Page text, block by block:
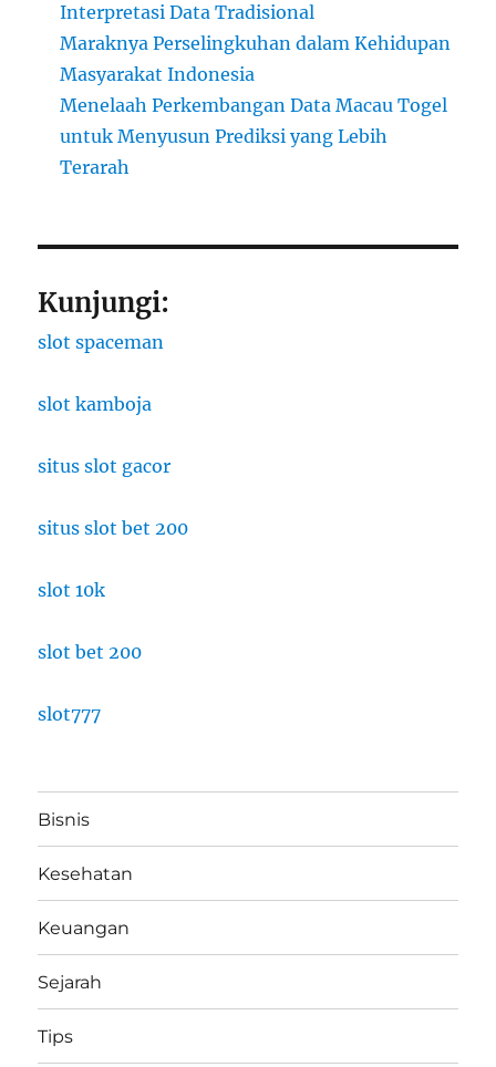
Interpretasi Data Tradisional
Maraknya Perselingkuhan dalam Kehidupan
Masyarakat Indonesia
Menelaah Perkembangan Data Macau Togel
untuk Menyusun Prediksi yang Lebih
Terarah
Kunjungi:
slot spaceman
slot kamboja
situs slot gacor
situs slot bet 200
slot 10k
slot bet 200
slot777
Bisnis
Kesehatan
Keuangan
Sejarah
Tips